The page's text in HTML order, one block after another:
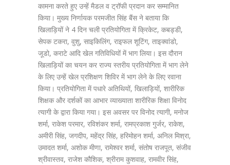
कामना करते हुए उन्हें मैडल व ट्रॉफी प्रदान कर सम्मानित
किया। मुख्य निर्णायक परमजीत सिंह बैंस ने बताया कि
खिलाड़ियों ने 4 दिन चली प्रतियोगिता में क्रिकेट, कबड्डी,
सेपक टकरा, वुशु, साइकिलिंग, राइफल शूटिंग, ताइक्वांडो,
जूडो, कराटे आदि खेल गतिविधियों में भाग लिया। इस दौरान
खिलाड़ियों का चयन कर राज्य स्तरीय प्रतियोगिता में भाग लेने
के लिए उन्हें खेल प्रशिक्षण शिविर में भाग लेने के लिए रवाना
किया। प्रतियोगिता में पधारे अतिथियों, खिलाड़ियों, शारीरिक
शिक्षक और दर्शकों का आभार व्याख्याता शारीरिक शिक्षा विनोद
त्यागी के द्वारा किया गया। इस अवसर पर विनोद त्यागी, मनोज
शर्मा, राकेश परमार, रविशंकर शर्मा, रामप्रकाश गुर्जर, राकेश,
अमीरी सिंह, जगदीप, महेंद्र सिंह, हरिमोहन शर्मा, अनिल मिश्रा,
उमादत शर्मा, अशोक मीणा, रामेश्वर शर्मा, संतोष राजपूत, संजीव
श्रीवास्तव, राजेश कौशिक, श्रीराम कुशवाह, रामवीर सिंह,